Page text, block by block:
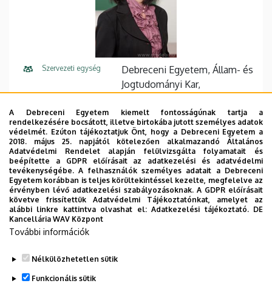
Szervezeti egység
Debreceni Egyetem, Állam- és
Jogtudományi Kar,
Jogszociológiai Tanszék
Központi telefonszám +36 52 512 700 74806
E-mail cím ficsor.krisztina@law.unideb.hu
Cím 4028 Debrecen, Kassai út 26.
Épület
Állam- és Jogtudományi Kar
A Debreceni Egyetem kiemelt fontosságúnak tartja a
rendelkezésére bocsátott, illetve birtokába jutott személyes adatok
védelmét. Ezúton tájékoztatjuk Önt, hogy a Debreceni Egyetem a
2018. május 25. napjától kötelezően alkalmazandó Általános
Adatvédelmi Rendelet alapján felülvizsgálta folyamatait és
beépítette a GDPR előírásait az adatkezelési és adatvédelmi
tevékenységébe. A felhasználók személyes adatait a Debreceni
Egyetem korábban is teljes körültekintéssel kezelte, megfelelve az
érvényben lévő adatkezelési szabályozásoknak. A GDPR előírásait
követve frissítettük Adatvédelmi Tájékoztatónkat, amelyet az
alábbi linkre kattintva olvashat el:Adatkezelési tájékoztató. DE
Kancellária WAV Központ
További információk
Nélkülözhetetlen sütik
Funkcionális sütik